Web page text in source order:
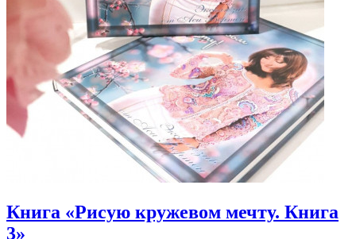
Книга «Рисую кружевом мечту. Книга
3»